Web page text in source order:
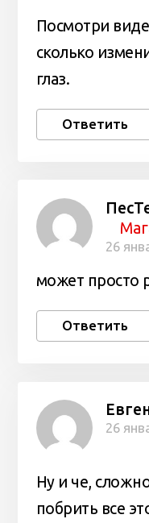
Посмотри
сколько
глаз.
Ответить
26
может просто
Ответить
26
Ну и че,
побрить все